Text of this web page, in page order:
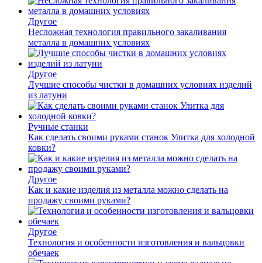
Другое
Несложная технология правильного закаливания
металла в домашних условиях
Другое
Лучшие способы чистки в домашних условиях изделий
из латуни
Ручные станки
Как сделать своими руками станок Улитка для холодной
ковки?
Другое
Как и какие изделия из металла можно сделать на
продажу своими руками?
Другое
Технология и особенности изготовления и вальцовки
обечаек